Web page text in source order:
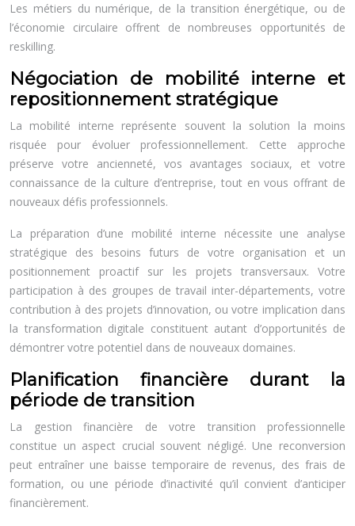
Les métiers du numérique, de la transition énergétique, ou de
l’économie circulaire offrent de nombreuses opportunités de
reskilling.
Négociation de mobilité interne et
repositionnement stratégique
La mobilité interne représente souvent la solution la moins
risquée pour évoluer professionnellement. Cette approche
préserve votre ancienneté, vos avantages sociaux, et votre
connaissance de la culture d’entreprise, tout en vous offrant de
nouveaux défis professionnels.
La préparation d’une mobilité interne nécessite une analyse
stratégique des besoins futurs de votre organisation et un
positionnement proactif sur les projets transversaux. Votre
participation à des groupes de travail inter-départements, votre
contribution à des projets d’innovation, ou votre implication dans
la transformation digitale constituent autant d’opportunités de
démontrer votre potentiel dans de nouveaux domaines.
Planification financière durant la
période de transition
La gestion financière de votre transition professionnelle
constitue un aspect crucial souvent négligé. Une reconversion
peut entraîner une baisse temporaire de revenus, des frais de
formation, ou une période d’inactivité qu’il convient d’anticiper
financièrement.